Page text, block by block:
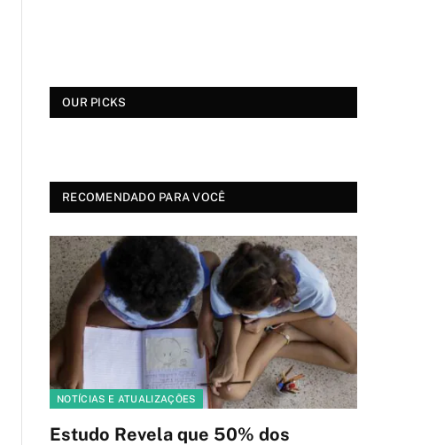
OUR PICKS
RECOMENDADO PARA VOCÊ
NOTÍCIAS E ATUALIZAÇÕES
Estudo Revela que 50% dos